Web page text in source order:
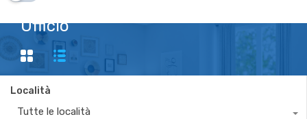
Ufficio
Località
Tutte le località